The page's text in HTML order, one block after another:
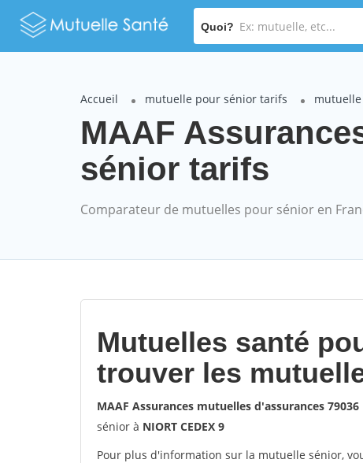
Quoi?
Accueil mutuelle pour sénior tarifs mutuelle
MAAF
sénior tarifs
Comparateur de mutuelles pour sénior en
Mutuelles santé
trouver les
MAAF Assurances mutuelles d'assurances 79036
sénior à NIORT CEDEX 9
Pour plus d'information sur la mutuelle sénior,